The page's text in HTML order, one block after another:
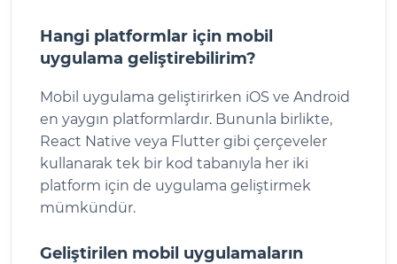
Hangi platformlar için mobil
uygulama geliştirebilirim?
Mobil uygulama geliştirirken iOS ve Android
en yaygın platformlardır. Bununla birlikte,
React Native veya Flutter gibi çerçeveler
kullanarak tek bir kod tabanıyla her iki
platform için de uygulama geliştirmek
mümkündür.
Geliştirilen mobil uygulamaların